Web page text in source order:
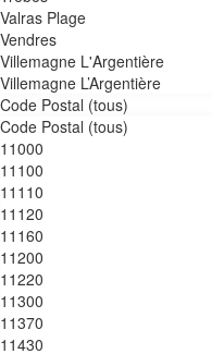
Valras Plage
Vendres
Villemagne L'Argentière
Villemagne L’Argentière
Code Postal (tous)
Code Postal (tous)
11000
11100
11110
11120
11160
11200
11220
11300
11370
11430